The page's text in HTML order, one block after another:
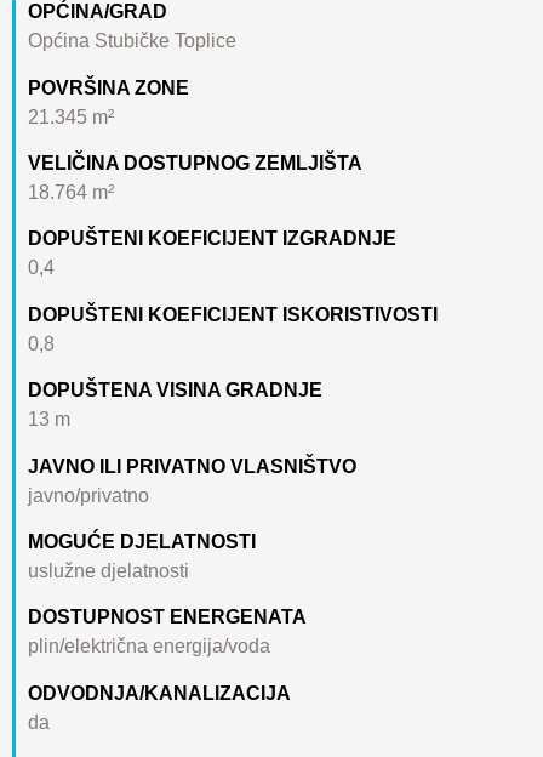
OPĆINA/GRAD
Općina Stubičke Toplice
POVRŠINA ZONE
21.345 m²
VELIČINA DOSTUPNOG ZEMLJIŠTA
18.764 m²
DOPUŠTENI KOEFICIJENT IZGRADNJE
0,4
DOPUŠTENI KOEFICIJENT ISKORISTIVOSTI
0,8
DOPUŠTENA VISINA GRADNJE
13 m
JAVNO ILI PRIVATNO VLASNIŠTVO
javno/privatno
MOGUĆE DJELATNOSTI
uslužne djelatnosti
DOSTUPNOST ENERGENATA
plin/električna energija/voda
ODVODNJA/KANALIZACIJA
da